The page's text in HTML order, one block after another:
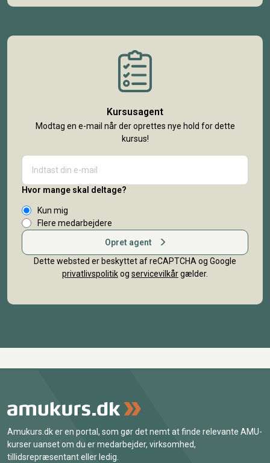
Kursusagent
Modtag en e-mail når der oprettes nye hold for dette
kursus!
Hvor mange skal deltage?
Kun mig
Flere medarbejdere
Opret agent
Dette websted er beskyttet af reCAPTCHA og Google
privatlivspolitikog servicevilkårgælder.
Amukurs.dk er en portal, som gør det nemt at finde relevante AMU-
kurser uanset om du er medarbejder, virksomhed,
tillidsrepræsentant eller ledig.